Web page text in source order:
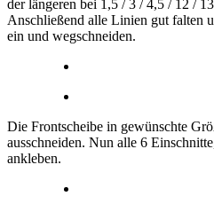
der längeren bei 1,5 / 3 / 4,5 / 12 /
Anschließend alle Linien gut falten
ein und wegschneiden.
Die Frontscheibe in gewünschte
ausschneiden. Nun alle 6
ankleben.